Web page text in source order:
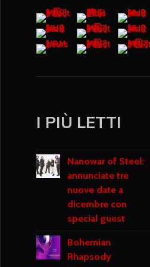
I PIÙ LETTI
Nanowar of Steel:
annunciate tre
nuove date a
dicembre con
special guest
Bohemian
Rhapsody